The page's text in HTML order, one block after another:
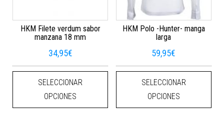
HKM Filete verdum sabor
manzana 18 mm
34,95€
SELECCIONAR
OPCIONES
Este producto tiene múltiples
HKM Polo -Hunter- manga
larga
59,95€
SELECCIONAR
OPCIONES